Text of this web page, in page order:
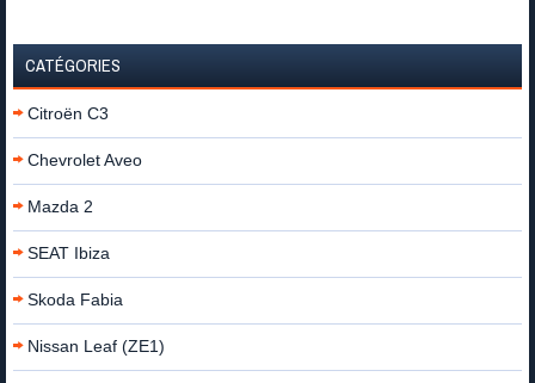
CATÉGORIES
Citroën C3
Chevrolet Aveo
Mazda 2
SEAT Ibiza
Skoda Fabia
Nissan Leaf (ZE1)